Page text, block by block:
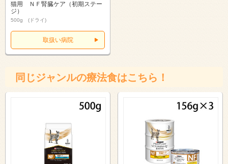
猫用 ＮＦ腎臓ケア（初期ステー
ジ）
500g (ドライ)
取扱い病院
同じジャンルの療法食はこちら！